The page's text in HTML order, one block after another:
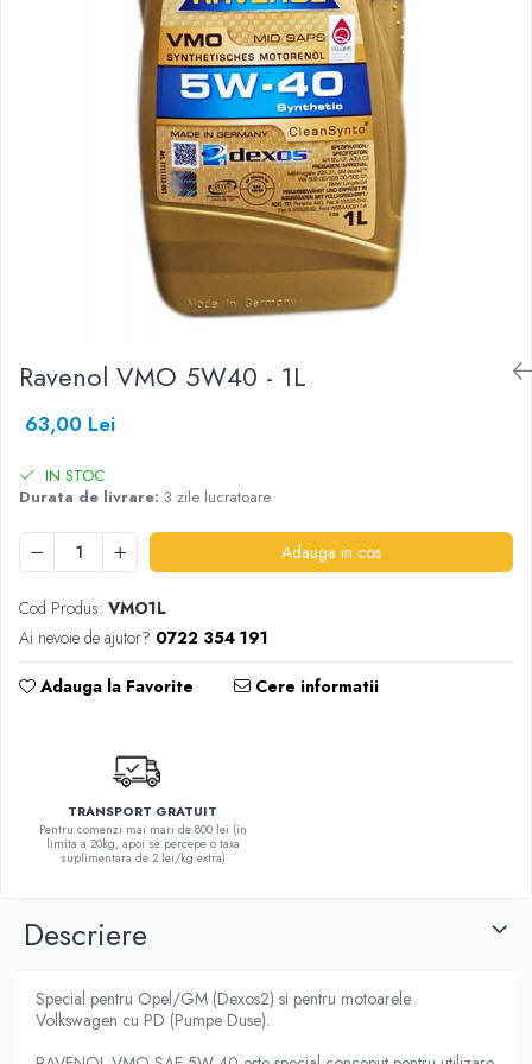
Ravenol VMO 5W40 - 1L
63,00 Lei
IN STOC
Durata de livrare: 3 zile lucratoare
Adauga in cos
Cod Produs: VMO1L
Ai nevoie de ajutor? 0722 354 191
Adauga la Favorite Cere informatii
TRANSPORT GRATUIT
Pentru comenzi mai mari de 800 lei (in
limita a 20kg, apoi se percepe o taxa
suplimentara de 2 lei/kg extra)
Descriere
Special pentru Opel/GM (Dexos2) si pentru motoarele
Volkswagen cu PD (Pumpe Duse).